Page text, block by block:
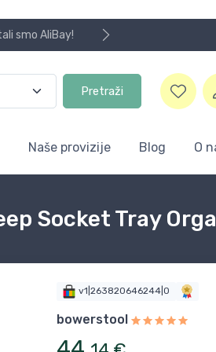
smo AliBay!
Pretraži
Naše provizije Blog O
Socket Tray
v1|263820646244|0
bowerstool